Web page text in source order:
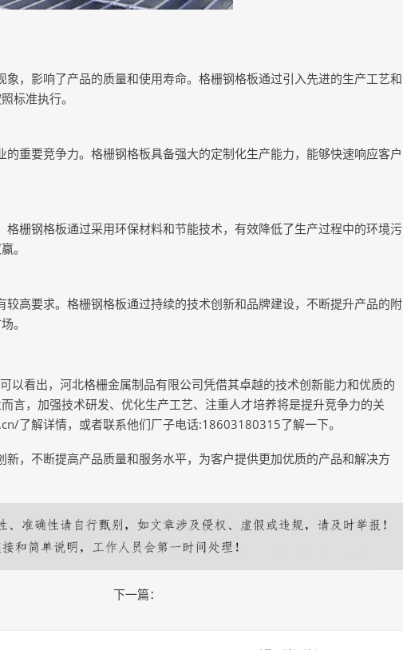
，影响了产品的质量和使用寿命。格栅钢格板通过引入先进的生产工艺和
标准执行。
重要竞争力。格栅钢格板具备强大的定制化生产能力，能够快速响应客户
栅钢格板通过采用环保材料和节能技术，有效降低了生产过程中的环境污
。
高要求。格栅钢格板通过持续的技术创新和品牌建设，不断提升产品的附
。
以看出，河北格栅金属制品有限公司凭借其卓越的技术创新能力和优质的
言，加强技术研发、优化生产工艺、注重人才培养将是提升竞争力的关
了解详情，或者联系他们厂子电话:18603180315了解一下。
，不断提高产品质量和服务水平，为客户提供更加优质的产品和解决方
下一篇：